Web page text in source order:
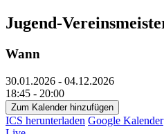
Jugend-
Wann
30.01.2026 - 04.12.2026
18:45 - 20:00
Zum Kalender hinzufügen
ICS herunterladen Google Kalender